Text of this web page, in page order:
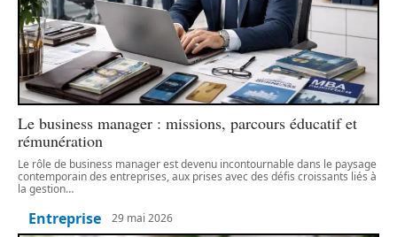
Le business manager : missions, parcours éducatif et
rémunération
Le rôle de business manager est devenu incontournable dans le paysage
contemporain des entreprises, aux prises avec des défis croissants liés à
la gestion…
Entreprise 29 mai 2026